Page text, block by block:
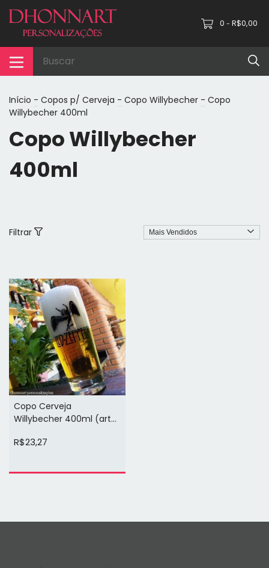
0 - R$0,00
Início - Copos p/ Cerveja - Copo Willybecher - Copo
Willybecher 400ml
Copo Willybecher
400ml
Filtrar
Copo Cerveja
Willybecher 400ml (arte
R$23,27